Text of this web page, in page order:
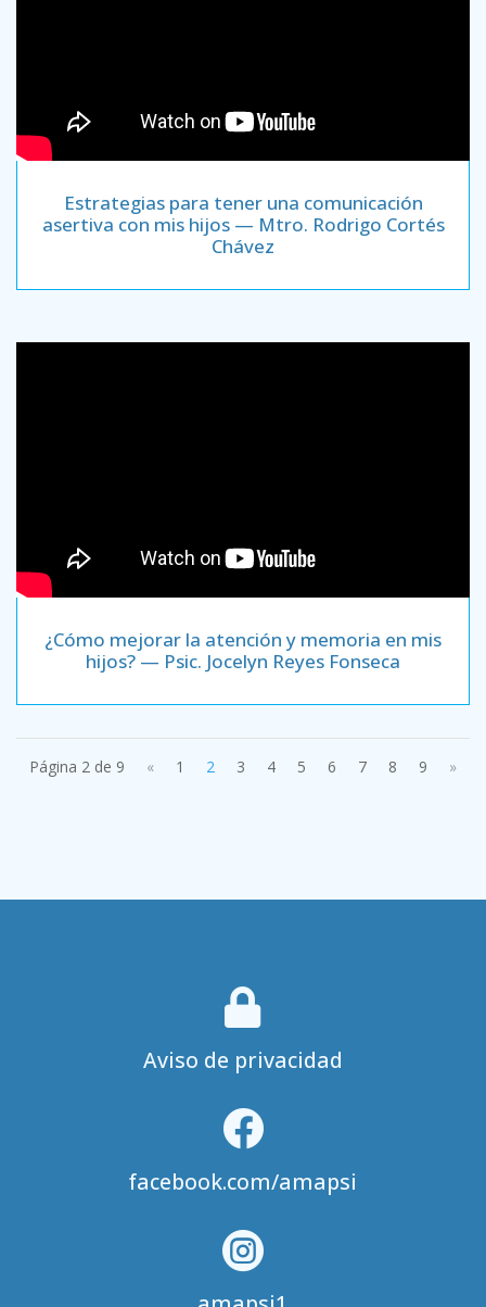
Estrategias para tener una comunicación
asertiva con mis hijos — Mtro. Rodrigo Cortés
Chávez
¿Cómo mejorar la atención y memoria en mis
hijos? — Psic. Jocelyn Reyes Fonseca
Pági­na 2 de 9 « 1 2 3 4 5 6 7 8 9 »

Aviso de privacidad

facebook.com/amapsi
